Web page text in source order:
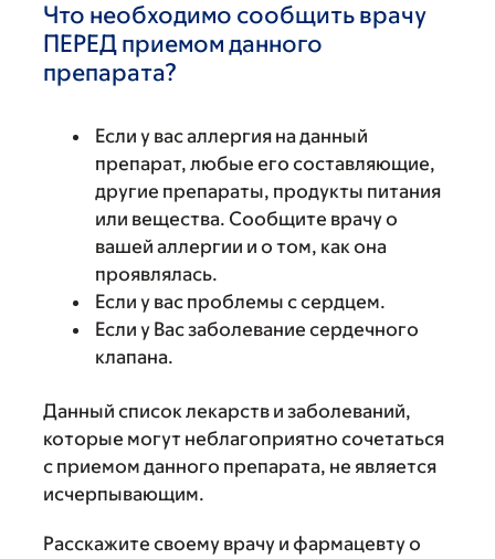
Что необходимо сообщить врачу
ПЕРЕД приемом данного
препарата?
Если у вас аллергия на данный
препарат, любые его составляющие,
другие препараты, продукты питания
или вещества. Сообщите врачу о
вашей аллергии и о том, как она
проявлялась.
Если у вас проблемы с сердцем.
Если у Вас заболевание сердечного
клапана.
Данный список лекарств и заболеваний,
которые могут неблагоприятно сочетаться
с приемом данного препарата, не является
исчерпывающим.
Расскажите своему врачу и фармацевту о